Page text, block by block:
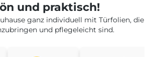
und praktisch!
ganz individuell mit Türfolien, die
und pflegeleicht sind.